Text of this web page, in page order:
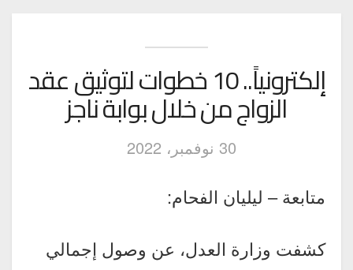
إلكترونياً.. 10 خطوات لتوثيق عقد
الزواج من خلال بوابة ناجز
30 نوفمبر، 2022
متابعة – ليليان الفحام:
كشفت وزارة العدل، عن وصول إجمالي